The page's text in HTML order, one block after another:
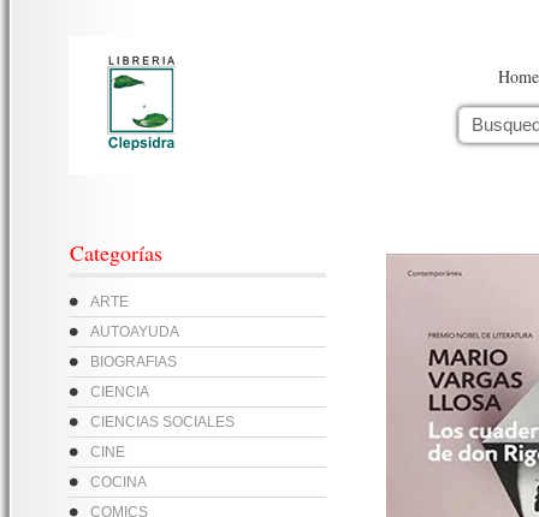
Home
Categorías
ARTE
AUTOAYUDA
BIOGRAFIAS
CIENCIA
CIENCIAS SOCIALES
CINE
COCINA
COMICS